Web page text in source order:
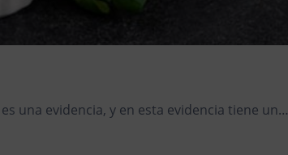
una evidencia, y en esta evidencia tiene un…